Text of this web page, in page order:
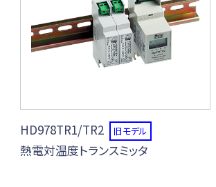
HD978TR1/TR2 旧モデル
熱電対温度トランスミッタ